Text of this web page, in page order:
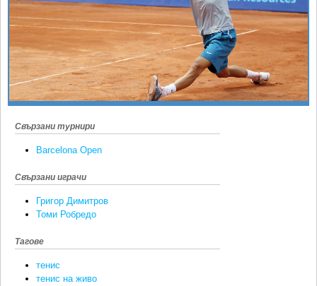
SOFIA OPEN
КЛУБОВЕ
БЛОГ
ВИДЕО
ЖЪЛТО
РАКЕТНИ
Ретро
Спорт&Фитнес
Други
Любители
Свързани турнири
Barcelona Open
Свързани играчи
Григор Димитров
Томи Робредо
Тагове
тенис
тенис на живо